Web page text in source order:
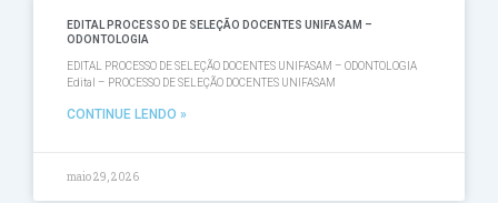
EDITAL PROCESSO DE SELEÇÃO DOCENTES UNIFASAM –
ODONTOLOGIA
EDITAL PROCESSO DE SELEÇÃO DOCENTES UNIFASAM – ODONTOLOGIA
Edital – PROCESSO DE SELEÇÃO DOCENTES UNIFASAM
CONTINUE LENDO »
maio 29, 2026